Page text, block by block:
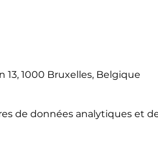
1000 Bruxelles, Belgique
de données analytiques et